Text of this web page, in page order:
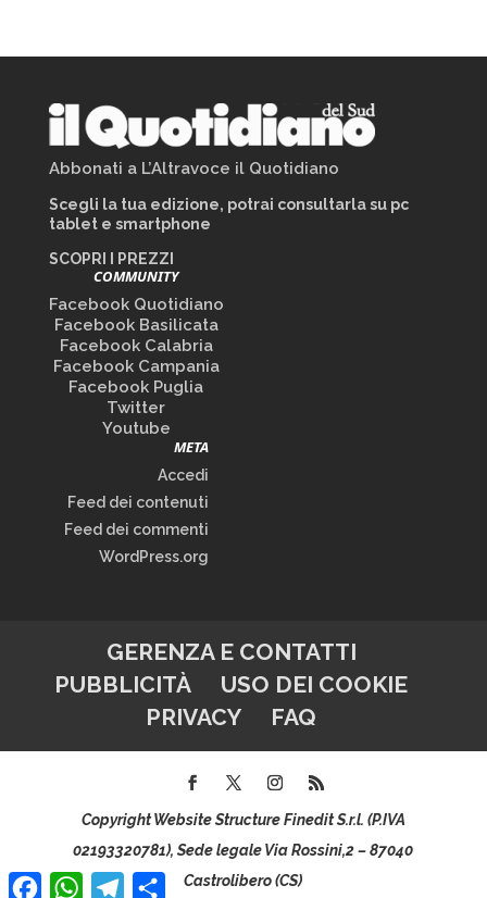
Abbonati a L’Altravoce il Quotidiano
Scegli la tua edizione, potrai consultarla su pc
tablet e smartphone
SCOPRI I PREZZI
COMMUNITY
Facebook Quotidiano
Facebook Basilicata
Facebook Calabria
Facebook Campania
Facebook Puglia
Twitter
Youtube
META
Accedi
Feed dei contenuti
Feed dei commenti
WordPress.org
GERENZA E CONTATTI
PUBBLICITÀ
USO DEI COOKIE
PRIVACY
FAQ
Copyright Website Structure Finedit S.r.l. (P.IVA
02193320781), Sede legale Via Rossini,2 – 87040
Castrolibero (CS)
Facebook
WhatsAppTelegram
Condividi